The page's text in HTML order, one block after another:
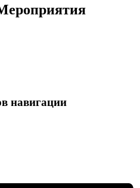
навигации